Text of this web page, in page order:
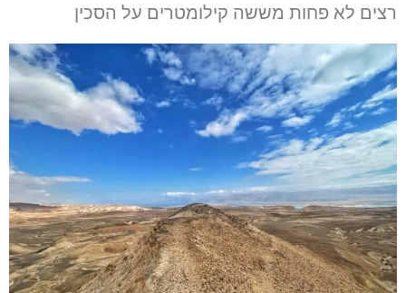
רצים לא פחות מששה קילומטרים על הסכין